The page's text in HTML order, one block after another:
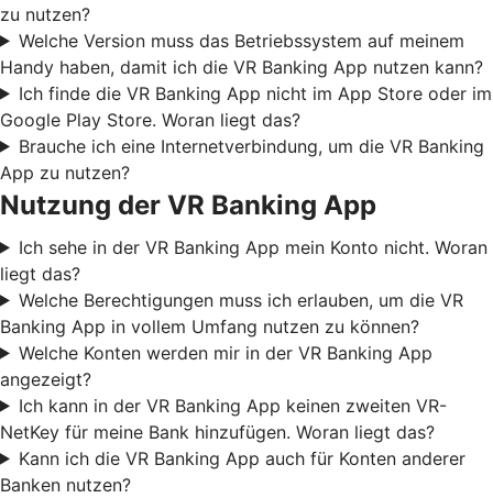
zu nutzen?
Welche Version muss das Betriebssystem auf meinem
Handy haben, damit ich die VR Banking App nutzen kann?
Ich finde die VR Banking App nicht im App Store oder im
Google Play Store. Woran liegt das?
Brauche ich eine Internetverbindung, um die VR Banking
App zu nutzen?
Nutzung der VR Banking App
Ich sehe in der VR Banking App mein Konto nicht. Woran
liegt das?
Welche Berechtigungen muss ich erlauben, um die VR
Banking App in vollem Umfang nutzen zu können?
Welche Konten werden mir in der VR Banking App
angezeigt?
Ich kann in der VR Banking App keinen zweiten VR-
NetKey für meine Bank hinzufügen. Woran liegt das?
Kann ich die VR Banking App auch für Konten anderer
Banken nutzen?